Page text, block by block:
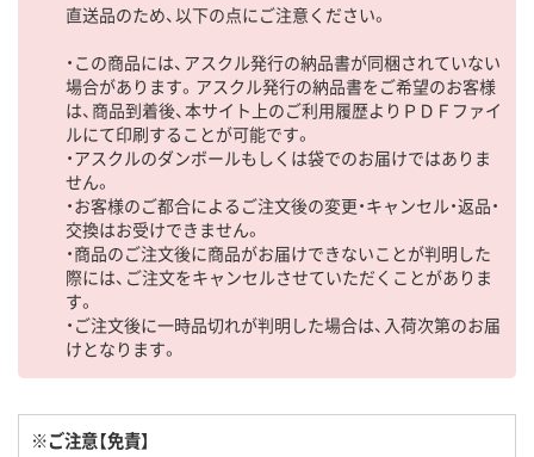
直送品のため、以下の点にご注意ください。
・この商品には、アスクル発行の納品書が同梱されていない
場合があります。アスクル発行の納品書をご希望のお客様
は、商品到着後、本サイト上のご利用履歴よりＰＤＦファイ
ルにて印刷することが可能です。
・アスクルのダンボールもしくは袋でのお届けではありま
せん。
・お客様のご都合によるご注文後の変更・キャンセル・返品・
交換はお受けできません。
・商品のご注文後に商品がお届けできないことが判明した
際には、ご注文をキャンセルさせていただくことがありま
す。
・ご注文後に一時品切れが判明した場合は、入荷次第のお届
けとなります。
※ご注意【免責】